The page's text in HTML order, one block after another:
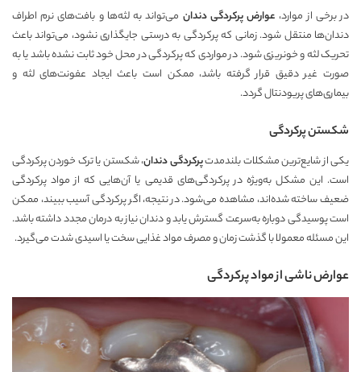
در برخی از موارد، عوارض پرکردگی دندان می‌تواند به لثه‌ها و بافت‌های نرم اطراف
دندان‌ها منتقل شود. زمانی که پرکردگی به درستی جایگذاری نشود، می‌تواند باعث
تحریک لثه و خونریزی شود. در مواردی که پرکردگی در محل خود ثابت نشده باشد یا به
صورت غیر دقیق قرار گرفته باشد، ممکن است باعث ایجاد عفونت‌های لثه و
بیماری‌های پریودنتال گردد.
شکستن پرکردگی
یکی از شایع‌ترین مشکلات بلندمدتپرکردگی دندان، شکستن یا ترک خوردن پرکردگی
است. این مشکل به‌ویژه در پرکردگی‌های قدیمی یا آن‌هایی که از مواد پرکردگی
ضعیف ساخته شده‌اند، مشاهده می‌شود. در نتیجه، اگر پرکردگی آسیب ببیند، ممکن
است پوسیدگی دوباره به‌سرعت گسترش یابد و دندان نیاز به درمان مجدد داشته باشد.
این مسئله معمولا با گذشت زمان و مصرف مواد غذایی سخت یا اسیدی شدت می‌گیرد.
عوارض ناشی از مواد پرکردگی